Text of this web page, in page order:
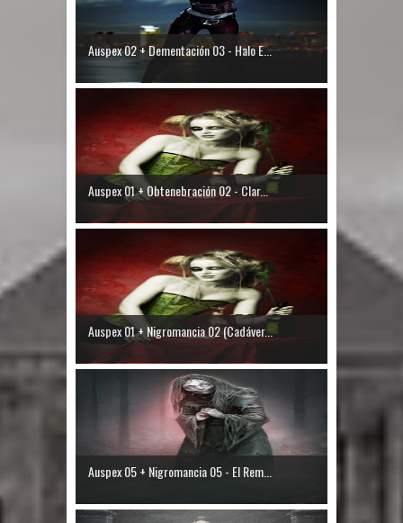
Auspex 02 + Dementación 03 - Halo E...
Auspex 01 + Obtenebración 02 - Clar...
Auspex 01 + Nigromancia 02 (Cadáver...
Auspex 05 + Nigromancia 05 - El Rem...